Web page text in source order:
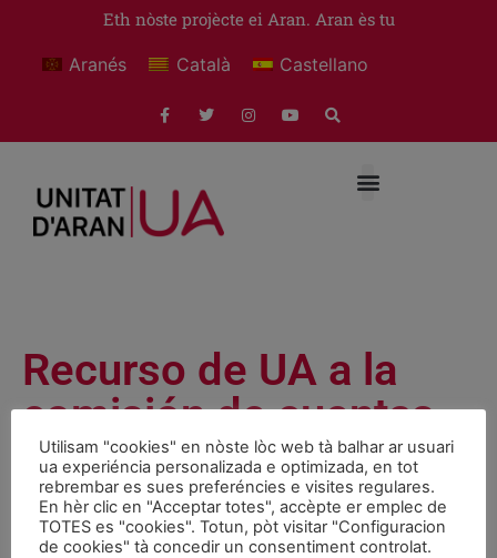
Eth nòste projècte ei Aran. Aran ès tu
Aranés Català Castellano
Recurso de UA a la
comisión de cuentas
del Conselh
Notícies June 4, 2005
Utilisam "cookies" en nòste lòc web tà balhar ar usuari
ua experiéncia personalizada e optimizada, en tot
rebrembar es sues preferéncies e visites regulares.
En hèr clic en "Acceptar totes", accèpte er emplec de
TOTES es "cookies". Totun, pòt visitar "Configuracion
de cookies" tà concedir un consentiment controlat.